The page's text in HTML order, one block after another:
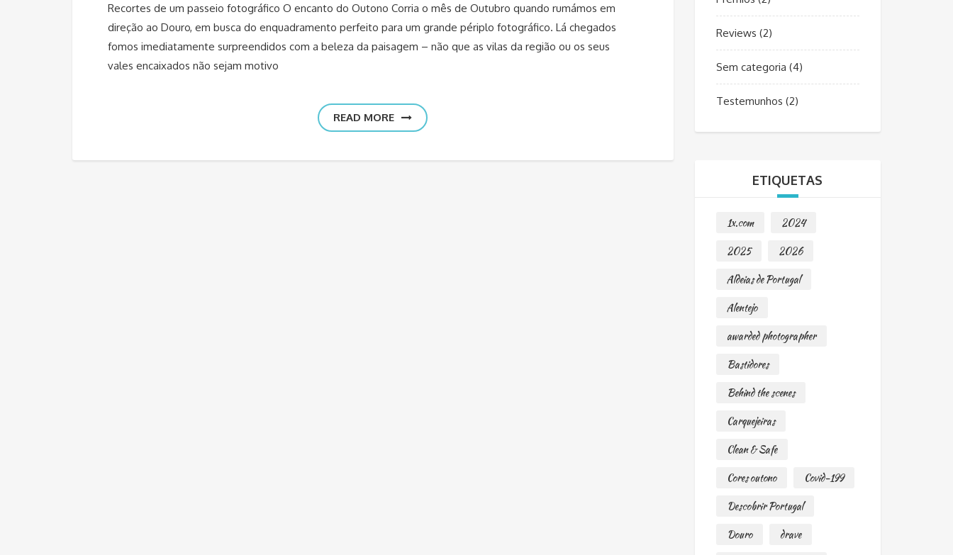
Recortes de um passeio fotográfico O encanto do Outono Corria o mês de Outubro quando rumámos em
direção ao Douro, em busca do enquadramento perfeito para um grande périplo fotográfico. Lá chegados
fomos imediatamente surpreendidos com a beleza da paisagem – não que as vilas da região ou os seus
vales encaixados não sejam motivo
READ MORE
Reviews (2)
Sem categoria (4)
Testemunhos (2)
ETIQUETAS
1x.com
2024
2025
2026
Aldeias de Portugal
Alentejo
awarded photographer
Bastidores
Behind the scenes
Carquejeiras
Clean & Safe
Cores outono
Covid-199
Descobrir Portugal
Douro
drave